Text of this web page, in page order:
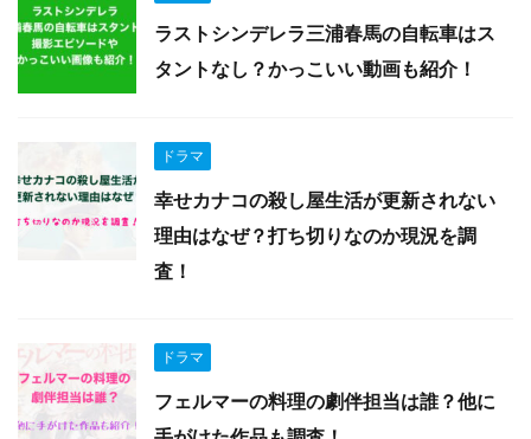
ラストシンデレラ三浦春馬の自転車はス
タントなし？かっこいい動画も紹介！
ドラマ
幸せカナコの殺し屋生活が更新されない
理由はなぜ？打ち切りなのか現況を調
査！
ドラマ
フェルマーの料理の劇伴担当は誰？他に